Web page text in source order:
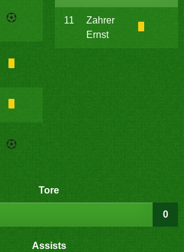
11
Zahrer
Ernst
Tore
0
Assists